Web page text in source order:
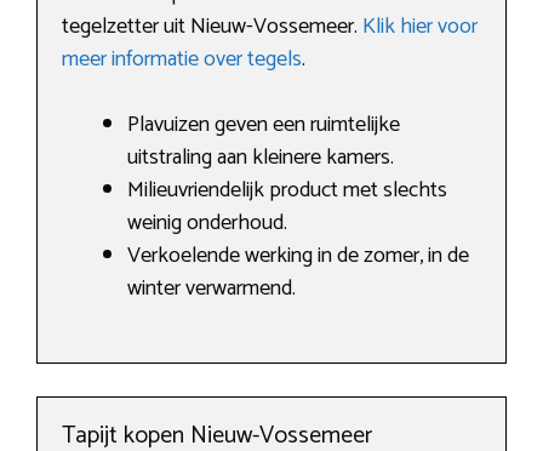
tegelzetter uit Nieuw-Vossemeer. Klik hier voor
meer informatie over tegels.
Plavuizen geven een ruimtelijke
uitstraling aan kleinere kamers.
Milieuvriendelijk product met slechts
weinig onderhoud.
Verkoelende werking in de zomer, in de
winter verwarmend.
Tapijt kopen Nieuw-Vossemeer